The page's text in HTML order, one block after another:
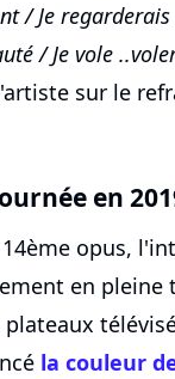
/ Je
/ Je vole
sur le
en
opus,
en pleine
la couleur